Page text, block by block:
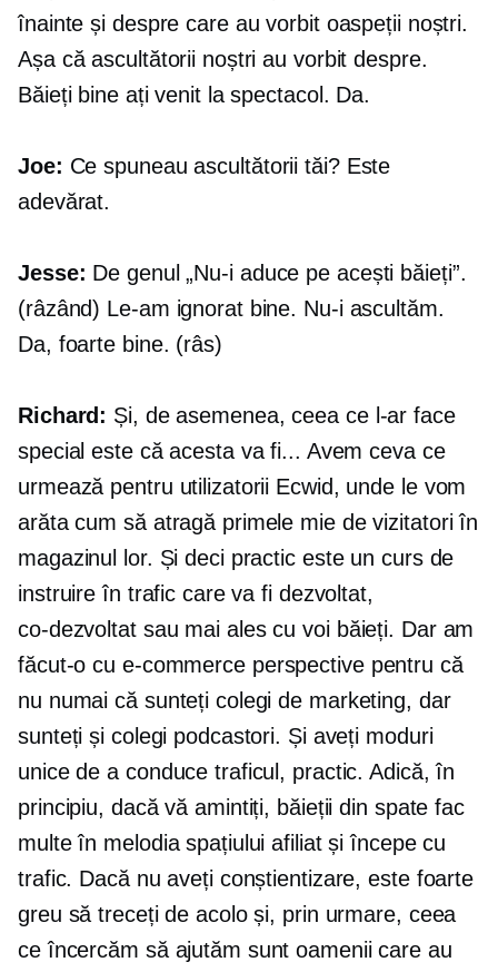
înainte și despre care au vorbit oaspeții noștri.
Așa că ascultătorii noștri au vorbit despre.
Băieți bine ați venit la spectacol. Da.
Joe: Ce spuneau ascultătorii tăi? Este
adevărat.
Jesse: De genul „Nu-i aduce pe acești băieți”.
(râzând) Le-am ignorat bine. Nu-i ascultăm.
Da, foarte bine. (râs)
Richard: Și, de asemenea, ceea ce l-ar face
special este că acesta va fi... Avem ceva ce
urmează pentru utilizatorii Ecwid, unde le vom
arăta cum să atragă primele mie de vizitatori în
magazinul lor. Și deci practic este un curs de
instruire în trafic care va fi dezvoltat,
co-dezvoltatsau mai ales cu voi băieți. Dar am
făcut-o cu e-commerceperspective pentru că
nu numai că sunteți colegi de marketing, dar
sunteți și colegi podcastori. Și aveți moduri
unice de a conduce traficul, practic. Adică, în
principiu, dacă vă amintiți, băieții din spate fac
multe în melodia spațiului afiliat și începe cu
trafic. Dacă nu aveți conștientizare, este foarte
greu să treceți de acolo și, prin urmare, ceea
ce încercăm să ajutăm sunt oamenii care au